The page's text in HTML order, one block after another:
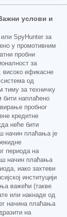
услови и
или SpyHunter за
у промотивним
пробни
за
ефикасне
од
тиму за техничку
наплаћено
пробног
кредитне
неће бити
начин плаћања је
периода на
начин плаћања
иако захтеви
институцији
важећи (такве
или накнаде од
начина плаћања
на